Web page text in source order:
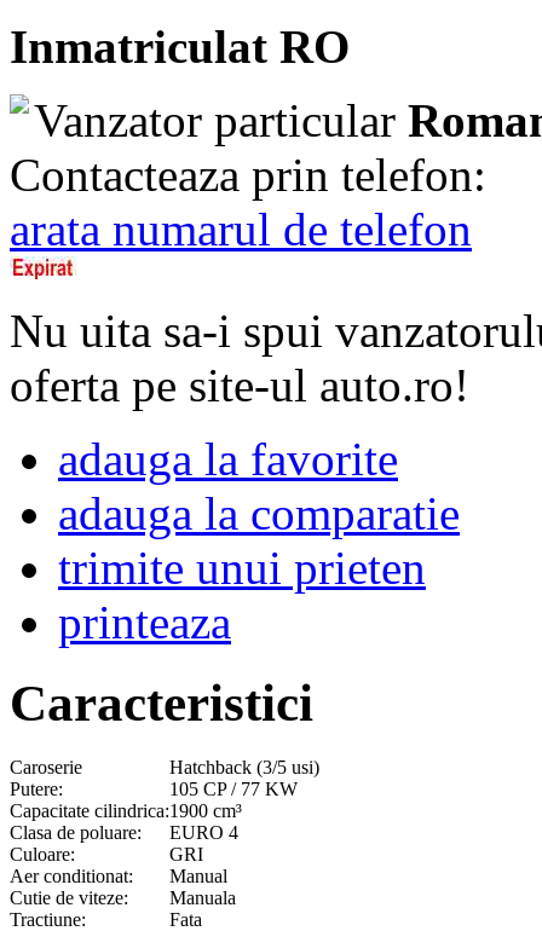
Inmatriculat RO
Vanzator particular
Contacteaza prin telefon:
arata numarul de telefon
Nu uita sa-i spui
oferta pe site-ul auto.ro!
adauga la favorite
adauga la comparatie
trimite unui prieten
printeaza
Caracteristici
Caroserie
Hatchback (3/5 usi)
Putere:
105 CP / 77 KW
Capacitate cilindrica:1900 cm³
Clasa de poluare:
EURO 4
Culoare:
GRI
Aer conditionat:
Manual
Cutie de viteze:
Manuala
Tractiune:
Fata